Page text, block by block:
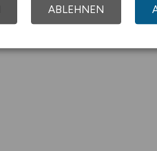
ABLEHNEN